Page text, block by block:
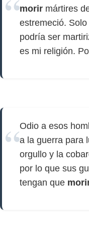
morir mártires
estremeció.
podría ser
es mi religión.
Odio a esos
a la guerra para
orgullo y la
por lo que sus
tengan que